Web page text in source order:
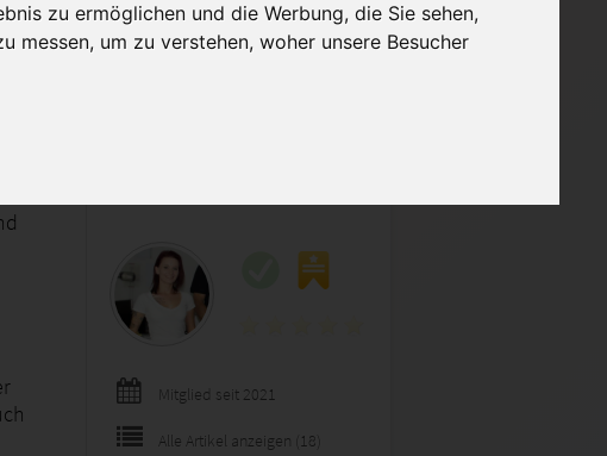
zu ermöglichen und die Werbung, die Sie sehen,
messen, um zu verstehen, woher unsere Besucher
Lehrgänge Hilfe / FAQ
Mitglied seit 2021
Alle Artikel anzeigen (18)